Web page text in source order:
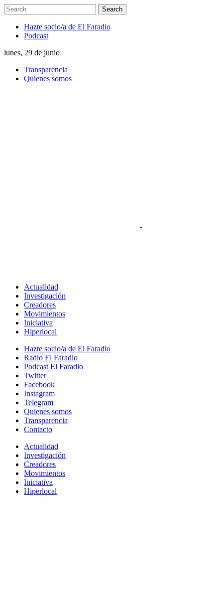
Hazte socio/a de El Faradio
Podcast
lunes, 29 de junio
Transparencia
Quienes somos
Actualidad
Investigación
Creadores
Movimientos
Iniciativa
Hiperlocal
Hazte socio/a de El Faradio
Radio El Faradio
Podcast El Faradio
Twitter
Facebook
Instagram
Telegram
Quienes somos
Transparencia
Contacto
Actualidad
Investigación
Creadores
Movimientos
Iniciativa
Hiperlocal